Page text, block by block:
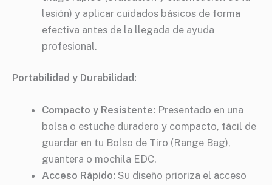
lesión) y aplicar cuidados básicos de forma
efectiva antes de la llegada de ayuda
profesional.
Portabilidad y Durabilidad:
Compacto y Resistente: Presentado en una
bolsa o estuche duradero y compacto, fácil de
guardar en tu Bolso de Tiro (Range Bag),
guantera o mochila EDC.
Acceso Rápido: Su diseño prioriza el acceso